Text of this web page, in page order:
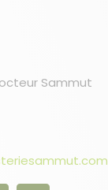
Sammut